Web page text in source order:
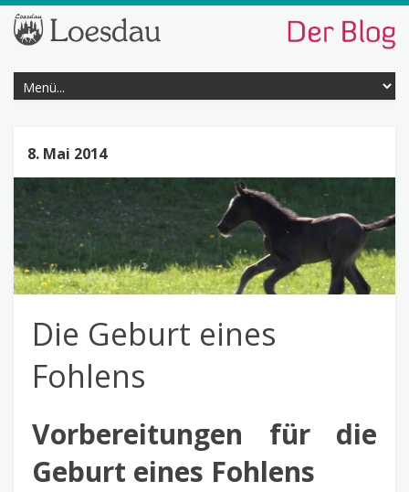
Die Geburt eines
Fohlens
Vorbereitungen für die
Geburt eines Fohlens
8. Mai 2014